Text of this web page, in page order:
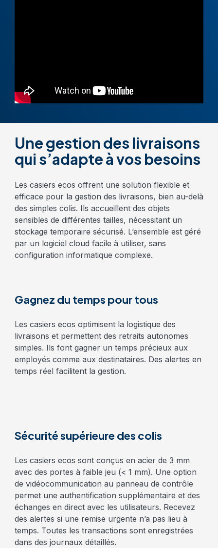
Une gestion des livraisons
qui s’adapte à vos besoins
Les casiers ecos offrent une solution flexible et
efficace pour la gestion des livraisons, bien au-delà
des simples colis. Ils accueillent des objets
sensibles de différentes tailles, nécessitant un
stockage temporaire sécurisé. L’ensemble est géré
par un logiciel cloud facile à utiliser, sans
configuration informatique complexe.
Gagnez du temps pour tous
Les casiers ecos optimisent la logistique des
livraisons et permettent des retraits autonomes
simples. Ils font gagner un temps précieux aux
employés comme aux destinataires. Des alertes en
temps réel facilitent la gestion.
Sécurité supérieure des colis
Les casiers ecos sont conçus en acier de 3 mm
avec des portes à faible jeu (< 1 mm). Une option
de vidéocommunication au panneau de contrôle
permet une authentification supplémentaire et des
échanges en direct avec les utilisateurs. Recevez
des alertes si une remise urgente n’a pas lieu à
temps. Toutes les transactions sont enregistrées
dans des journaux détaillés.